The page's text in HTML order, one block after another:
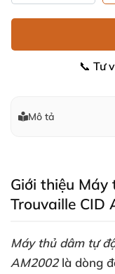
📞 Tư
Mô tả
Giới thiệu
Trouvaille CID
Máy thủ dâm tự
AM2002là dòng